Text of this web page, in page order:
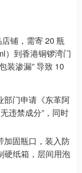
铺，需寄 20 瓶
）到香港铜锣湾门
装渗漏” 导致 10
部门申请《东革阿
违禁成分”，同时
加固瓶口，装入防
硬纸箱，层间用泡